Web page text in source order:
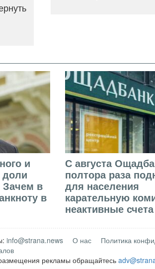
и
доли
в
в
С августа
полтора раза
для населения
карательную
неактивные счета
info@strana.news О нас
Политика
рекламы обращайтесь